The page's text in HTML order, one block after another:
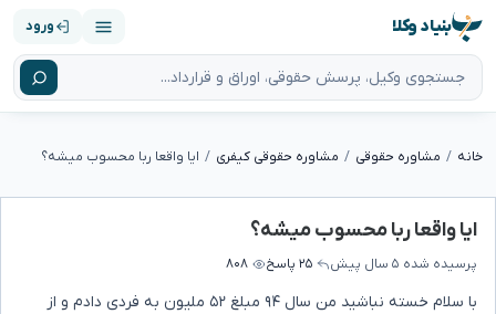
بنیاد وکلا ورود
خانه مشاوره حقوقی مشاوره حقوقی کیفری ایا واقعا ربا محسوب میشه؟
ایا واقعا ربا محسوب میشه؟
پرسیده شده ۵ سال پیش ۲۵ پاسخ ۸۰۸
با سلام خسته نباشید من سال ۹۴ مبلغ ۵۲ ملیون به فردی دادم و از